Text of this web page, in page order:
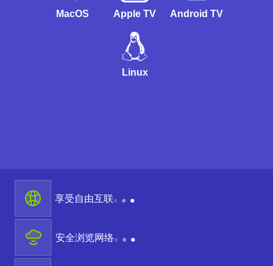
MacOS Apple TV Android TV
Linux
享受自由互联
安全浏览网络